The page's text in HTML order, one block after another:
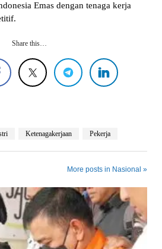
Emas dengan tenaga kerja
Share this…
Ketenagakerjaan Pekerja
More posts in Nasional »